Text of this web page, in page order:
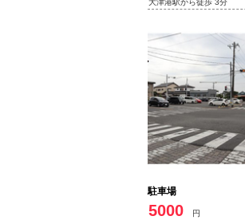
大津港駅から徒歩 3分
駐車場
5000
円